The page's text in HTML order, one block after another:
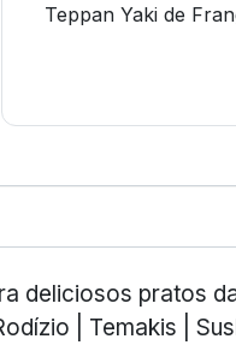
Teppan Yaki de
deliciosos pratos
| Temakis |